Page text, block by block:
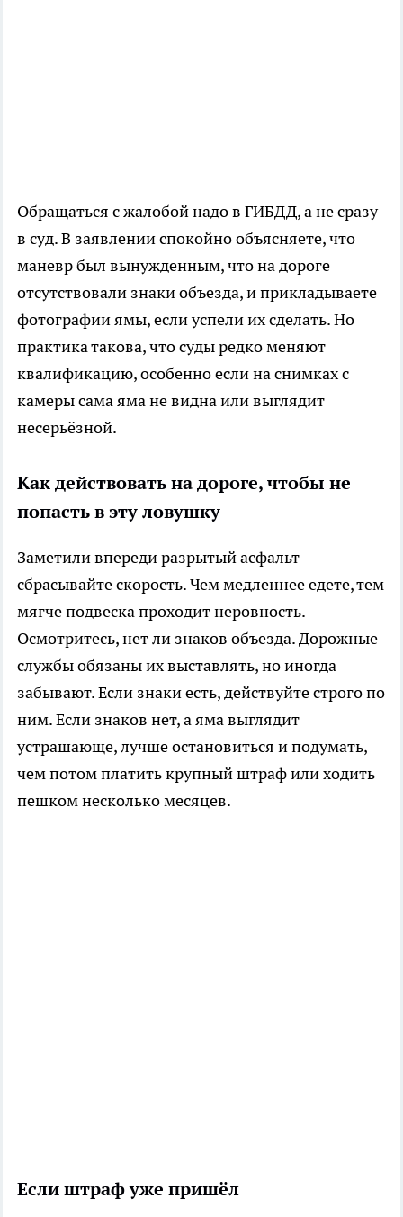
Обращаться с жалобой надо в ГИБДД, а не сразу
в суд. В заявлении спокойно объясняете, что
маневр был вынужденным, что на дороге
отсутствовали знаки объезда, и прикладываете
фотографии ямы, если успели их сделать. Но
практика такова, что суды редко меняют
квалификацию, особенно если на снимках с
камеры сама яма не видна или выглядит
несерьёзной.
Как действовать на дороге, чтобы не
попасть в эту ловушку
Заметили впереди разрытый асфальт —
сбрасывайте скорость. Чем медленнее едете, тем
мягче подвеска проходит неровность.
Осмотритесь, нет ли знаков объезда. Дорожные
службы обязаны их выставлять, но иногда
забывают. Если знаки есть, действуйте строго по
ним. Если знаков нет, а яма выглядит
устрашающе, лучше остановиться и подумать,
чем потом платить крупный штраф или ходить
пешком несколько месяцев.
Если штраф уже пришёл